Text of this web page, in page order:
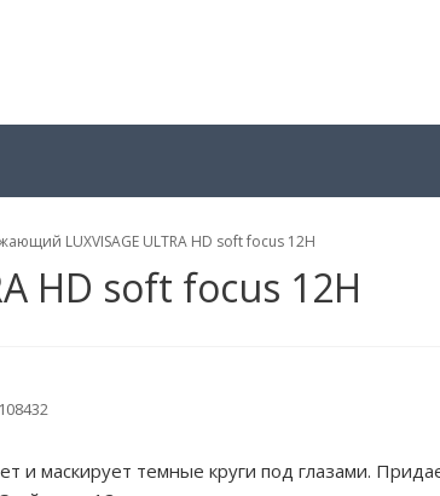
LUXVISAGE ULTRA HD soft focus 12H
HD soft focus 12H
108432
и маскирует темные круги под глазами.